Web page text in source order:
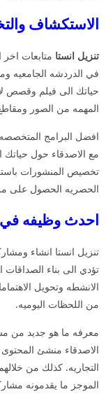
الاستكشاف
تنزيل انستا متابعات
في الدردشه الجامعيه
حياتك الى فيلم وقصص
المهمه من الصور ومقاطع
افضل البرامج
مع الاصدقاء حول
تخصيص المنشورات
الحصريه الحصول على
احدث وظيفه في
تنزيل انستا انشاء
تؤدي الى بناء
الانشطه وتحويل
من اللحظات اليوميه.
معرفه ما هو جديد من
الاصدقاء منشئ المحتوى
التجاريه. كذلك من
الموجز ما يقدمونه